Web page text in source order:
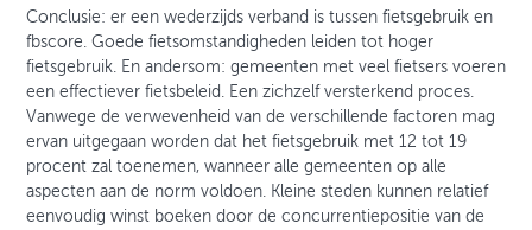
Conclusie: er een wederzijds verband is tussen fietsgebruik en
fbscore. Goede fietsomstandigheden leiden tot hoger
fietsgebruik. En andersom: gemeenten met veel fietsers voeren
een effectiever fietsbeleid. Een zichzelf versterkend proces.
Vanwege de verwevenheid van de verschillende factoren mag
ervan uitgegaan worden dat het fietsgebruik met 12 tot 19
procent zal toenemen, wanneer alle gemeenten op alle
aspecten aan de norm voldoen. Kleine steden kunnen relatief
eenvoudig winst boeken door de concurrentiepositie van de